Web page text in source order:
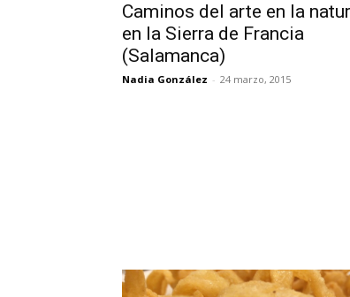
Caminos del arte en la
en la Sierra de Francia
(Salamanca)
Nadia González - 24 marzo, 2015